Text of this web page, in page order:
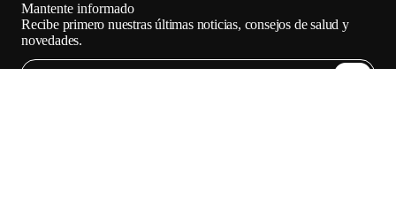
Mantente informado
Recibe primero nuestras últimas noticias, consejos de salud y
novedades.